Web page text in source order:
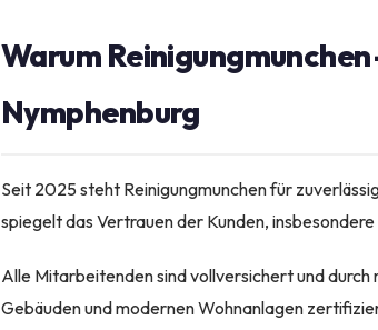
Warum
Nymphenburg
Seit 2025 steht Reinigungmunchen für
spiegelt das Vertrauen der Kunden,
Alle Mitarbeitenden sind vollversichert und
Gebäuden und modernen Wohnanlagen